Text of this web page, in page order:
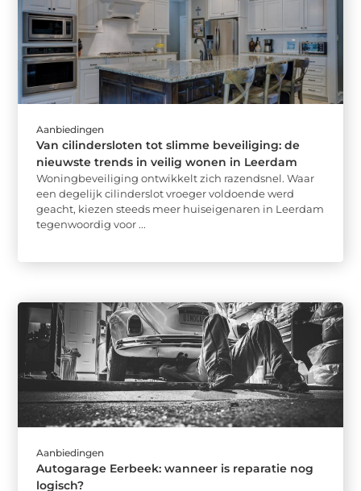
Aanbiedingen
Van cilindersloten tot slimme beveiliging: de
nieuwste trends in veilig wonen in Leerdam
Woningbeveiliging ontwikkelt zich razendsnel. Waar
een degelijk cilinderslot vroeger voldoende werd
geacht, kiezen steeds meer huiseigenaren in Leerdam
tegenwoordig voor ...
Aanbiedingen
Autogarage Eerbeek: wanneer is reparatie nog
logisch?